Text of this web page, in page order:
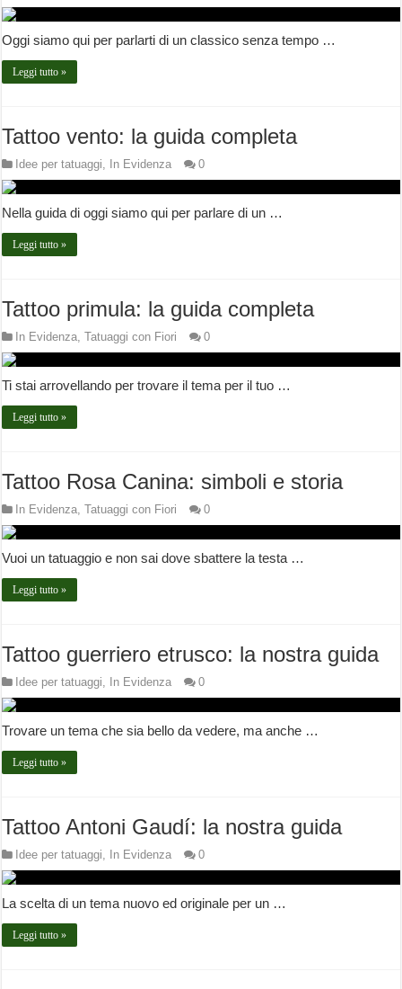
Oggi siamo qui per parlarti di un classico senza tempo …
Leggi tutto »
Tattoo vento: la guida completa
Idee per tatuaggi, In Evidenza 0
Nella guida di oggi siamo qui per parlare di un …
Leggi tutto »
Tattoo primula: la guida completa
In Evidenza,Tatuaggi con Fiori 0
Ti stai arrovellando per trovare il tema per il tuo …
Leggi tutto »
Tattoo Rosa Canina: simboli e storia
In Evidenza,Tatuaggi con Fiori 0
Vuoi un tatuaggio e non sai dove sbattere la testa …
Leggi tutto »
Tattoo guerriero etrusco: la nostra guida
Idee per tatuaggi, In Evidenza 0
Trovare un tema che sia bello da vedere, ma anche …
Leggi tutto »
Tattoo Antoni Gaudí: la nostra guida
Idee per tatuaggi, In Evidenza 0
La scelta di un tema nuovo ed originale per un …
Leggi tutto »